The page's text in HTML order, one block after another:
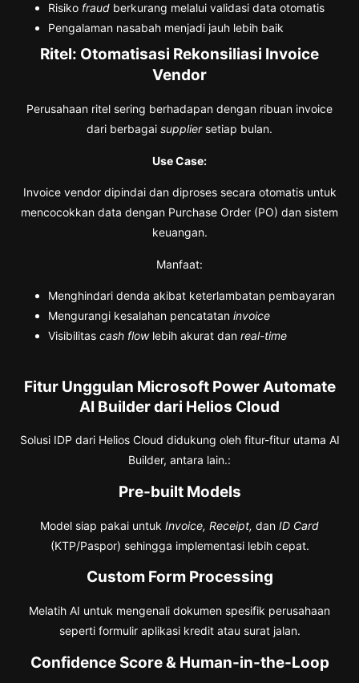
Risiko fraud berkurang melalui validasi data otomatis
Pengalaman nasabah menjadi jauh lebih baik
Ritel: Otomatisasi Rekonsiliasi Invoice
Vendor
Perusahaan ritel sering berhadapan dengan ribuan invoice
dari berbagai suppliersetiap bulan.
Use Case:
Invoice vendor dipindai dan diproses secara otomatis untuk
mencocokkan data dengan Purchase Order (PO) dan sistem
keuangan.
Manfaat:
Menghindari denda akibat keterlambatan pembayaran
Mengurangi kesalahan pencatatan invoice
Visibilitas cash flowlebih akurat dan real-time
Fitur Unggulan Microsoft Power Automate
AI Builder dari Helios Cloud
Solusi IDP dari Helios Cloud didukung oleh fitur-fitur utama AI
Builder, antara lain.:
Pre-built Models
Model siap pakai untuk Invoice, Receipt, dan ID Card
(KTP/Paspor) sehingga implementasi lebih cepat.
Custom Form Processing
Melatih AI untuk mengenali dokumen spesifik perusahaan
seperti formulir aplikasi kredit atau surat jalan.
Confidence Score & Human-in-the-Loop